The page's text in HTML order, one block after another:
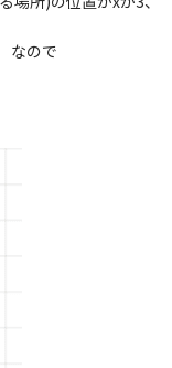
なので